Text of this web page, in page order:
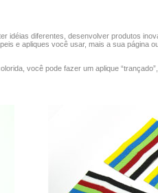
idéias diferentes, desenvolver produtos
e apliques você usar, mais a sua página
você pode fazer um aplique